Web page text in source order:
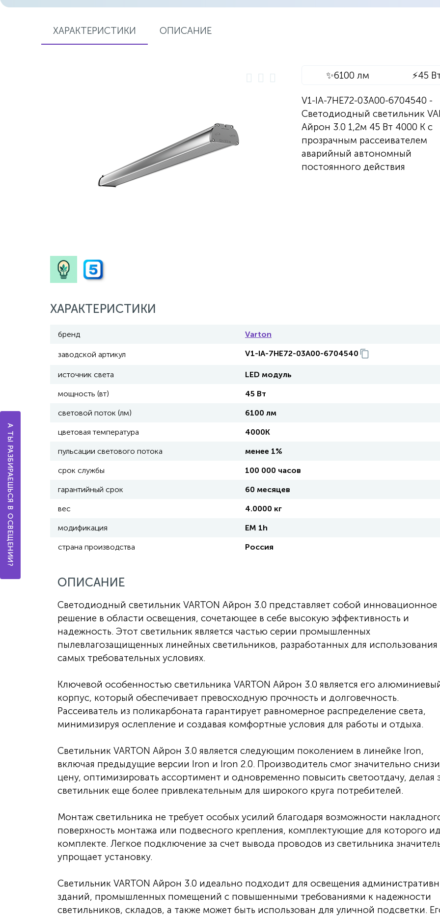
ХАРАКТЕРИСТИКИ ОПИСАНИЕ
✨6100 лм ⚡45
V1-IA-7HE72-03A00-6704540 -
Светодиодный светильник
Айрон 3.0 1,2м 45 Вт 4000 K с
прозрачным рассеивателем
аварийный автономный
постоянного действия
ХАРАКТЕРИСТИКИ
бренд Varton
заводской артикул V1-IA-7HE72-03A00-6704540
источник света LED модуль
мощность (вт) 45 Вт
световой поток (лм) 6100 лм
цветовая температура 4000K
пульсации светового потока менее 1%
срок службы 100 000 часов
гарантийный срок 60 месяцев
вес 4.0000 кг
модификация EM 1h
страна производства Россия
ОПИСАНИЕ
Светодиодный светильник VARTON Айрон 3.0 представляет собой инновационное
решение в области освещения, сочетающее в себе высокую эффективность и
надежность. Этот светильник является частью серии промышленных
пылевлагозащищенных линейных светильников, разработанных для использования
самых требовательных условиях.
Ключевой особенностью светильника VARTON Айрон 3.0 является его
корпус, который обеспечивает превосходную прочность и долговечность.
Рассеиватель из поликарбоната гарантирует равномерное распределение света,
минимизируя ослепление и создавая комфортные условия для работы и отдыха.
Светильник VARTON Айрон 3.0 является следующим поколением в линейке Iron,
включая предыдущие версии Iron и Iron 2.0. Производитель смог значительно
цену, оптимизировать ассортимент и одновременно повысить светоотдачу, делая
светильник еще более привлекательным для широкого круга потребителей.
Монтаж светильника не требует особых усилий благодаря возможности
поверхность монтажа или подвесного крепления, комплектующие для которого
комплекте. Легкое подключение за счет вывода проводов из светильника
упрощает установку.
Светильник VARTON Айрон 3.0 идеально подходит для освещения
зданий, промышленных помещений с повышенными требованиями к надежности
светильников, складов, а также может быть использован для уличной подсветки.
А ТЫ РАЗБИРАЕШЬСЯ В ОСВЕЩЕНИИ?